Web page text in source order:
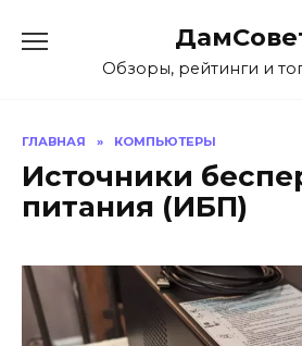
содержаниюОбзоры, рейтинги и
ГЛАВНАЯ » КОМПЬЮТЕРЫ
Источники
питания (ИБП)